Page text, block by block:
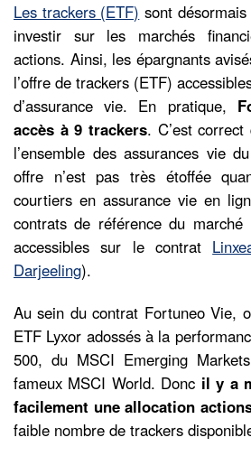
Les trackers (ETF) sont
investir sur les marchés
actions. Ainsi, les épargnants
l’offre de trackers (ETF)
d’assurance vie. En pratique,
accès à 9 trackers. C’est
l’ensemble des assurances vie
offre n’est pas très étoffée
courtiers en assurance vie en
contrats de référence du
accessibles sur le contrat
Darjeeling).
Au sein du contrat Fortuneo Vie,
ETF Lyxor adossés à la
500, du MSCI Emerging
fameux MSCI World. Donc il y a
facilement une allocation
faible nombre de trackers